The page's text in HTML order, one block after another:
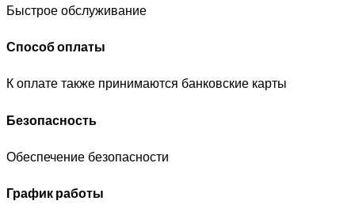
Быстрое обслуживание
Способ оплаты
К оплате также принимаются банковские карты
Безопасность
Обеспечение безопасности
График работы